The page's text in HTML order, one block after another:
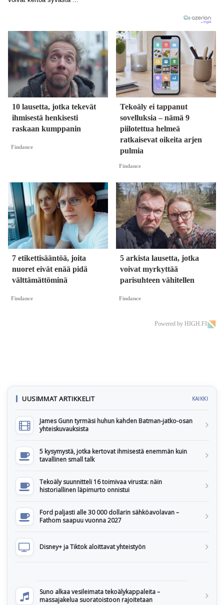
10 lausetta, jotka tekevät
ihmisestä henkisesti
raskaan kumppanin
Findance
Tekoäly ei tappanut
sovelluksia – nämä 9
piilotettua helmeä
ratkaisevat oikeita arjen
pulmia
Findance
7 etikettisääntöä, joita
nuoret eivät enää pidä
välttämättöminä
Findance
5 arkista lausetta, jotka
voivat myrkyttää
parisuhteen vähitellen
Findance
Powered by HIGH.FI
UUSIMMAT ARTIKKELIT KAIKKI
James Gunn tyrmäsi huhun kahden Batman-jatko-osan
yhteiskuvauksista
5 kysymystä, jotka kertovat ihmisestä enemmän kuin
tavallinen small talk
Tekoäly suunnitteli 16 toimivaa virusta: näin
historiallinen läpimurto onnistui
Ford paljasti alle 30 000 dollarin sähköavolavan –
Fathom saapuu vuonna 2027
Disney+ ja Tiktok aloittavat yhteistyön
Suno alkaa vesileimata tekoälykappaleita –
massajakelua suoratoistoon rajoitetaan